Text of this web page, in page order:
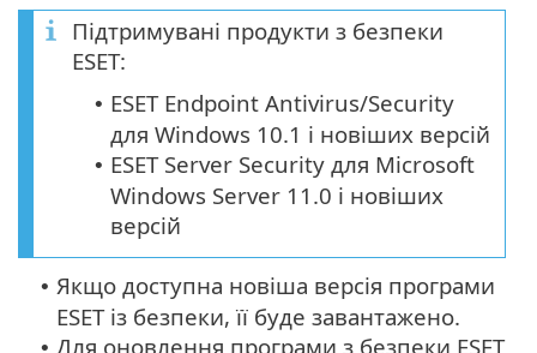
Підтримувані продукти з безпеки
ESET:
• ESET Endpoint Antivirus/Security
для Windows 10.1 і новіших версій
• ESET Server Security для Microsoft
Windows Server 11.0 і новіших
версій
• Якщо доступна новіша версія програми
ESET із безпеки, її буде завантажено.
• Для оновлення програми з безпеки ESET